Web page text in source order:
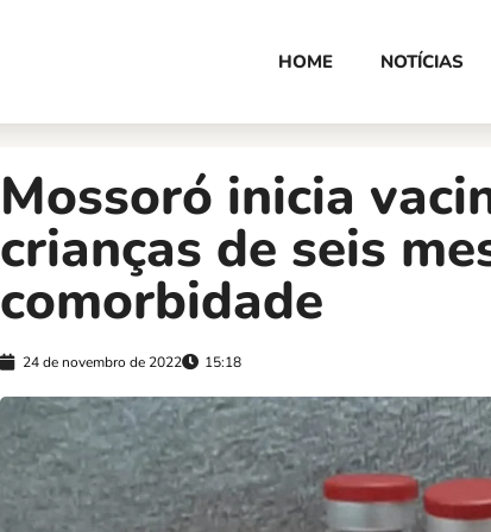
HOME NOTÍCIAS
Mossoró inicia
crianças de seis
comorbidade
24 de novembro de 2022 15:18